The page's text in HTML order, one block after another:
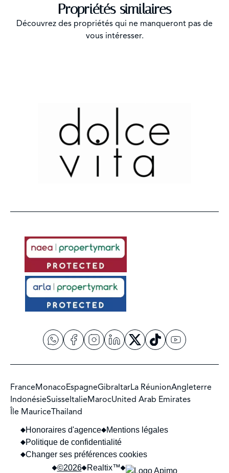
Propriétés similaires
Découvrez des propriétés qui ne manqueront pas de
vous intéresser.
FranceMonacoEspagneGibraltarLa RéunionAngleterre
IndonésieSuisseItalieMarocUnited Arab Emirates
Île MauriceThailand
©2026 Realtix™
Honoraires d'agence
Mentions légales
Politique de confidentialité
Changer ses préférences cookies